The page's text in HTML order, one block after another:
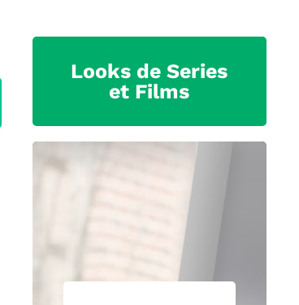
Looks de Series
et Films